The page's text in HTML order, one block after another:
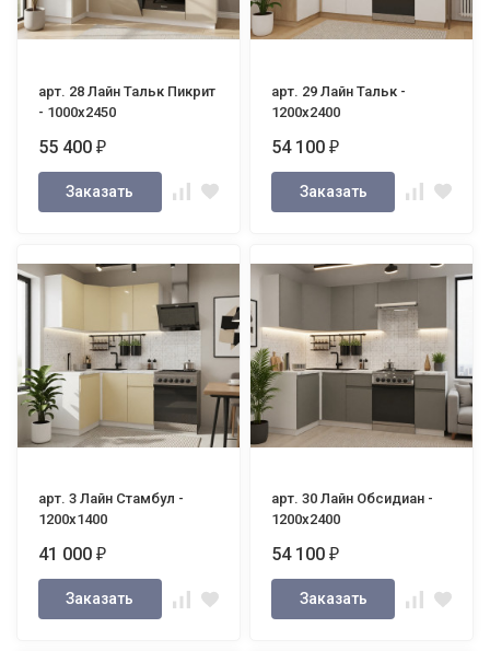
арт. 28 Лайн Тальк Пикрит
- 1000х2450
55 400₽
Заказать
арт. 29 Лайн Тальк -
1200х2400
54 100₽
Заказать
арт. 3 Лайн Стамбул -
1200х1400
41 000₽
Заказать
арт. 30 Лайн Обсидиан -
1200х2400
54 100₽
Заказать